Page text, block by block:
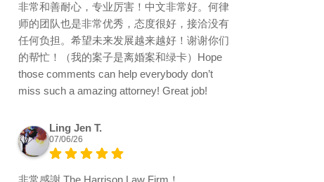
非常和善耐心，专业厉害！中文非常好。何律
师的团队也是非常优秀，态度很好，接洽没有
任何负担。希望未来发展越来越好！谢谢你们
的帮忙！（我的案子是离婚案和绿卡）Hope
those comments can help everybody don’t
miss such a amazing attorney! Great job!
Ling Jen T.
07/06/26
非常感謝 The Harrison Law Firm！